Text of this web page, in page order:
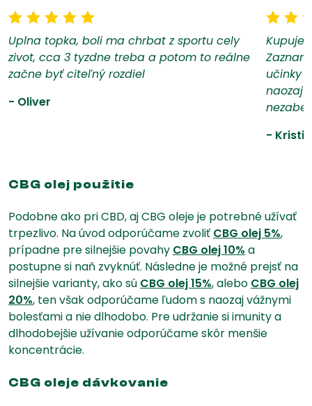
Uplna topka, boli ma chrbat z sportu cely
zivot, cca 3 tyzdne treba a potom to reálne
začne byť citeľný rozdiel
- Oliver
učinky
naozaj
-
CBG olej použitie
Podobne ako pri CBD, aj CBG oleje je potrebné užívať
trpezlivo. Na úvod odporúčame zvoliť CBG olej 5%,
prípadne pre silnejšie povahy CBG olej 10% a
postupne si naň zvyknúť. Následne je možné prejsť na
silnejšie varianty, ako sú CBG olej 15%, alebo CBG olej
20%, ten však odporúčame ľudom s naozaj vážnymi
bolesťami a nie dlhodobo. Pre udržanie si imunity a
dlhodobejšie užívanie odporúčame skôr menšie
koncentrácie.
CBG oleje dávkovanie